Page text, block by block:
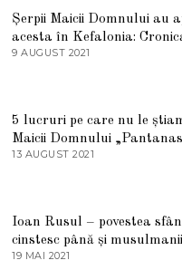
L
I
E
Șerpii Maicii Domnului au
acesta în Kefalonia:
9 AUGUST 2021
T
I
E
2
5 lucruri pe care nu le
Maicii Domnului
13 AUGUST 2021
U
S
T
Ioan Rusul – povestea
cinstesc până și musulmanii
19 MAI 2021